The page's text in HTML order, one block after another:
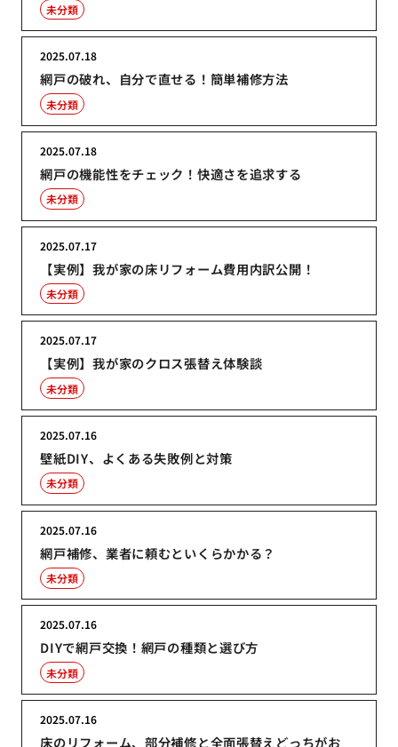
未分類
網戸の破れ、自分で直せる！簡単補修方法
2025.07.18
未分類
網戸の機能性をチェック！快適さを追求する
2025.07.18
未分類
【実例】我が家の床リフォーム費用内訳公開！
2025.07.17
未分類
【実例】我が家のクロス張替え体験談
2025.07.17
未分類
壁紙DIY、よくある失敗例と対策
2025.07.16
未分類
網戸補修、業者に頼むといくらかかる？
2025.07.16
未分類
DIYで網戸交換！網戸の種類と選び方
2025.07.16
未分類
床のリフォーム、部分補修と全面張替えどっちがお
2025.07.16